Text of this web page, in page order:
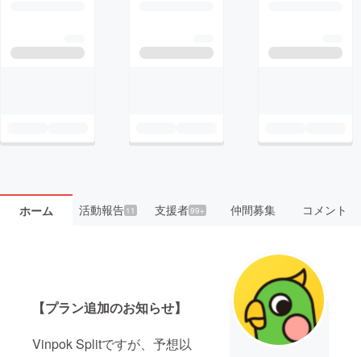
ホーム 活動報告11 支援者99+ 仲間募集 コメント
【プラン追加のお知らせ】
Vinpok Splitですが、予想以